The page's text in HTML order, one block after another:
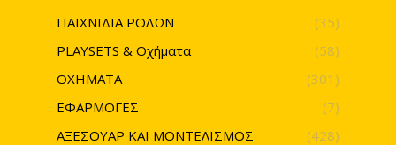
ΠΑΙΧΝΙΔΙΑ ΡΟΛΩΝ
(35)
PLAYSETS & Οχήματα
(58)
ΟΧΗΜΑΤΑ
(301)
ΕΦΑΡΜΟΓΕΣ
(7)
ΑΞΕΣΟΥΑΡ ΚΑΙ ΜΟΝΤΕΛΙΣΜΟΣ
(428)